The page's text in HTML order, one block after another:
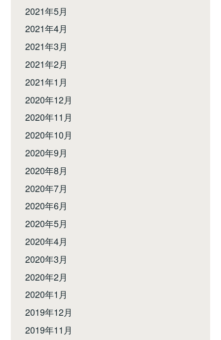
2021年5月
2021年4月
2021年3月
2021年2月
2021年1月
2020年12月
2020年11月
2020年10月
2020年9月
2020年8月
2020年7月
2020年6月
2020年5月
2020年4月
2020年3月
2020年2月
2020年1月
2019年12月
2019年11月